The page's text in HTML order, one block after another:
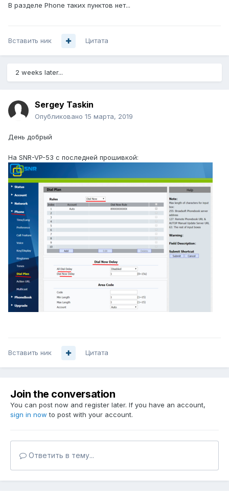
В разделе Phone таких пунктов нет...
Вставить ник Цитата
2 weeks later...
Sergey Taskin
Опубликовано 15 марта, 2019
День добрый
На SNR-VP-53 с последней прошивкой:
Вставить ник Цитата
Join the conversation
You can post now and register later. If you have an account,
sign in now to post with your account.
Ответить в тему...